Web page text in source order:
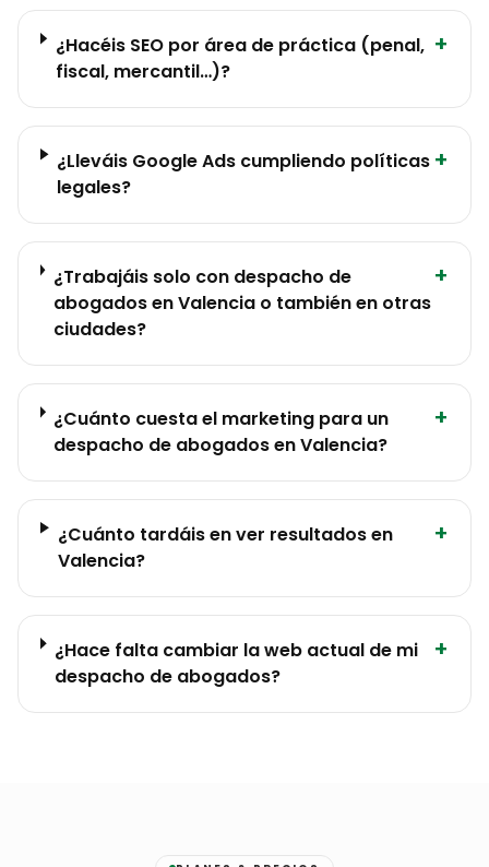
¿Hacéis SEO por área de práctica (penal,
fiscal, mercantil…)?
+
¿Lleváis Google Ads cumpliendo políticas
legales?
+
¿Trabajáis solo con despacho de
abogados en Valencia o también en otras
ciudades?
+
¿Cuánto cuesta el marketing para un
despacho de abogados en Valencia?
+
¿Cuánto tardáis en ver resultados en
Valencia?
+
¿Hace falta cambiar la web actual de mi
despacho de abogados?
+